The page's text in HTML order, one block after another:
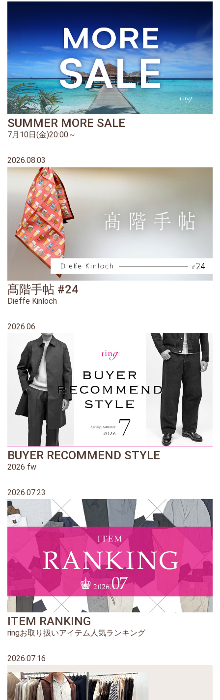
SUMMER MORE SALE
7月10日(金)20:00～
2026.08.03
髙階手帖 #24
Dieffe Kinloch
2026.06
BUYER RECOMMEND STYLE
2026 fw
2026.07.23
ITEM RANKING
ringお取り扱いアイテム人気ランキング
2026.07.16